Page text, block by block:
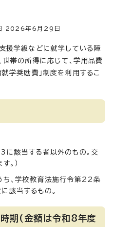
2026年6月29日
援学級などに就学している障
帯の所得に応じて、学用品費
学奨励費」制度を利用するこ
に該当する者以外のもの。交
。）
ち、学校教育法施行令第22条
該当するもの。
期(金額は令和8年度